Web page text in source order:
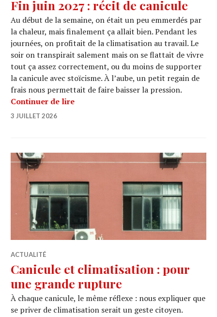
Fin juin 2027 : récit de canicule
Au début de la semaine, on était un peu emmerdés par
la chaleur, mais finalement ça allait bien. Pendant les
journées, on profitait de la climatisation au travail. Le
soir on transpirait salement mais on se flattait de vivre
tout ça assez correctement, ou du moins de supporter
la canicule avec stoïcisme. À l’aube, un petit regain de
frais nous permettait de faire baisser la pression.
Continuer de lireFin juin 2027 : récit de canicule
3 JUILLET 2026
ACTUALITÉ
Canicule et climatisation : pour
une grande rupture
À chaque canicule, le même réflexe : nous expliquer que
se priver de climatisation serait un geste citoyen.